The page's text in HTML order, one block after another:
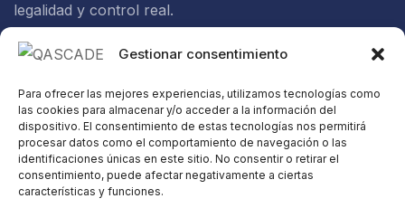
Gestionar consentimiento
Para ofrecer las mejores experiencias, utilizamos tecnologías como
las cookies para almacenar y/o acceder a la información del
dispositivo. El consentimiento de estas tecnologías nos permitirá
procesar datos como el comportamiento de navegación o las
identificaciones únicas en este sitio. No consentir o retirar el
consentimiento, puede afectar negativamente a ciertas
características y funciones.
legalidad y control real.
privacidad
Política de
cookies
Aviso legal